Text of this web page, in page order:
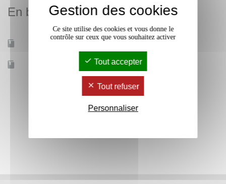
En bref
Accessible à distance Non
Gestion des cookies
Ce site utilise des cookies et vous donne le
contrôle sur ceux que vous souhaitez activer
Tout accepter
Tout refuser
Personnaliser